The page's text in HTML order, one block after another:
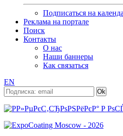
Подписаться на
Реклама на портале
Поиск
Контакты
О нас
Наши баннеры
Как связаться
EN